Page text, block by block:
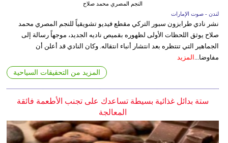
النجم المصري محمد صلاح
لندن - صوت الإمارات
نشر نادي طرابزون سبور التركي مقطع فيديو تشويقياً للنجم المصري محمد
صلاح يوثق اللحظات الأولى لظهوره بقميص ناديه الجديد، موجهاً رسالة إلى
الجماهير التي تنتظره بعد انتشار أنباء انتقاله. وكان النادي قد أعلن أن
مفاوضا... المزيد
المزيد من التحقيقات السياحية
ستة بدائل غذائية بسيطة تساعدك على تجنب الأطعمة فائقة
المعالجة